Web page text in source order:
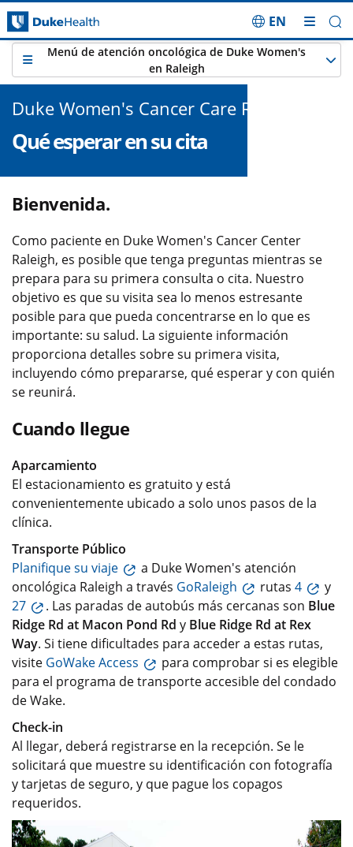
Saltar navegación
EN
Duke Women's Cancer Care Raleigh
Qué esperar en su cita
Menú de atención oncológica de Duke Women's
en Raleigh
Bienvenida.
Como paciente en Duke Women's Cancer Center
Raleigh, es posible que tenga preguntas mientras se
prepara para su primera consulta o cita. Nuestro
objetivo es que su visita sea lo menos estresante
posible para que pueda concentrarse en lo que es
importante: su salud. La siguiente información
proporciona detalles sobre su primera visita,
incluyendo cómo prepararse, qué esperar y con quién
se reunirá.
Cuando llegue
Aparcamiento
El estacionamiento es gratuito y está
convenientemente ubicado a solo unos pasos de la
clínica.
Transporte Público
Planifique su viaje
a Duke Women's atención
oncológica Raleigh a través GoRaleigh rutas 4
y
27
. Las paradas de autobús más cercanas son Blue
Ridge Rd at Macon Pond Rd y Blue Ridge Rd at Rex
Way. Si tiene dificultades para acceder a estas rutas,
visite GoWake Access
para comprobar si es elegible
para el programa de transporte accesible del condado
de Wake.
Check-in
Al llegar, deberá registrarse en la recepción. Se le
solicitará que muestre su identificación con fotografía
y tarjetas de seguro, y que pague los copagos
requeridos.